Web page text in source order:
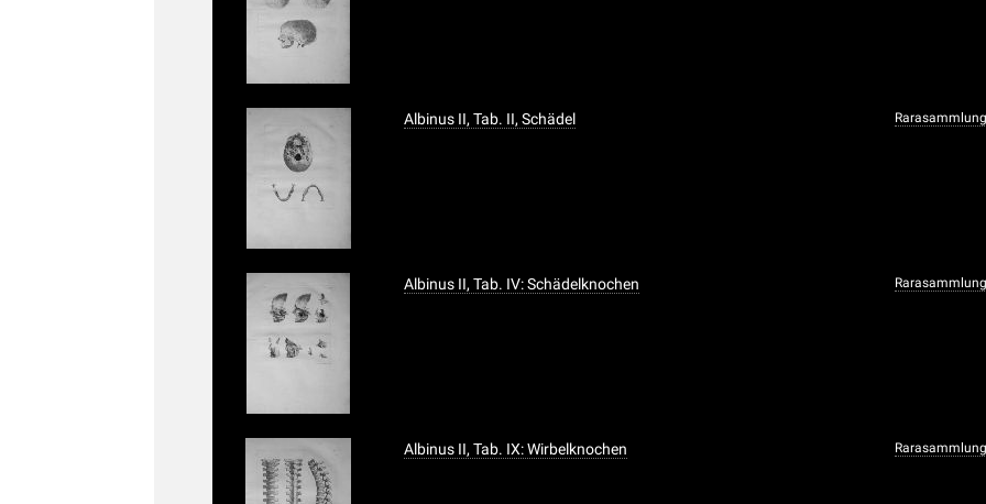
Albinus II, Tab. II, Schädel Rarasammlung
Albinus II, Tab. IV: Schädelknochen Rarasammlung
Albinus II, Tab. IX: Wirbelknochen Rarasammlung